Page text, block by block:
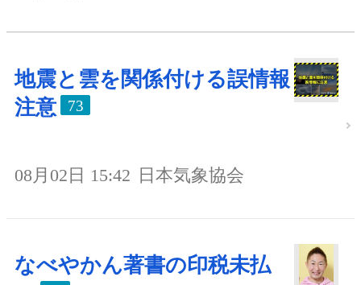
地震と雲を関係付ける誤情報
注意
73
08月02日 15:42 日本気象協会
なべやかん著書の印税未払